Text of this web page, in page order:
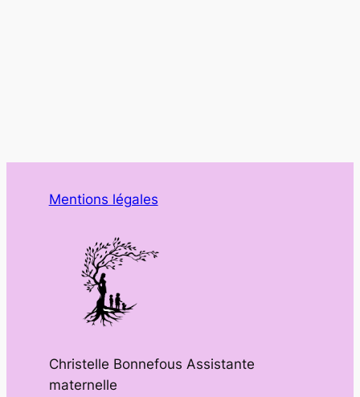
Mentions légales
Christelle Bonnefous Assistante
maternelle